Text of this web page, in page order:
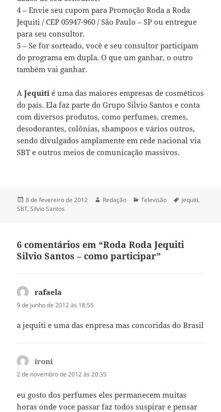
4 – Envie seu cupom para Promoção Roda a Roda
Jequiti / CEP 05947-960 / São Paulo – SP ou entregue
para seu consultor.
5 – Se for sorteado, você e seu consultor participam
do programa em dupla. O que um ganhar, o outro
também vai ganhar.
AJequiti é uma das maiores empresas de cosméticos
do país. Ela faz parte do Grupo Silvio Santos e conta
com diversos produtos, como perfumes, cremes,
desodorantes, colônias, shampoos e vários outros,
sendo divulgados amplamente em rede nacional via
SBT e outros meios de comunicação massivos.
Publicado
em
8 de fevereiro de 2012 Autor
Redação Categorias
Televisão Tags
Jequiti,
SBT,Silvio Santos
6 comentários em “Roda Roda Jequiti
Silvio Santos – como participar”
rafaela
9 de junho de 2012 às 18:55
a jequiti e uma das enpresa mas concoridas do Brasil
ironi
2 de novembro de 2012 às 20:35
eu gosto dos perfumes eles permanecem muitas
horas onde voce passar faz todos suspirar e pensar